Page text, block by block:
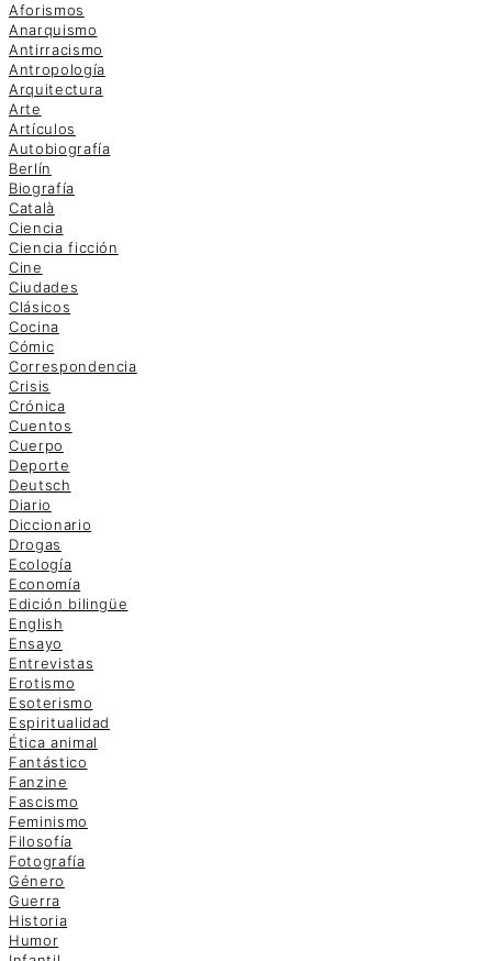
Aforismos
Anarquismo
Antirracismo
Antropología
Arquitectura
Arte
Artículos
Autobiografía
Berlín
Biografía
Català
Ciencia
Ciencia ficción
Cine
Ciudades
Clásicos
Cocina
Cómic
Correspondencia
Crisis
Crónica
Cuentos
Cuerpo
Deporte
Deutsch
Diario
Diccionario
Drogas
Ecología
Economía
Edición bilingüe
English
Ensayo
Entrevistas
Erotismo
Esoterismo
Espiritualidad
Ética animal
Fantástico
Fanzine
Fascismo
Feminismo
Filosofía
Fotografía
Género
Guerra
Historia
Humor